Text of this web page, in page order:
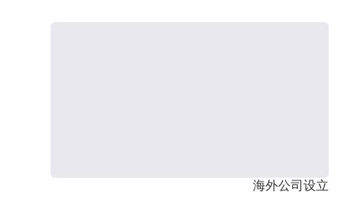
海外公司设立